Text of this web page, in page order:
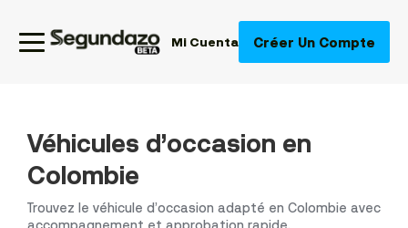
Mi Cuenta Créer Un Compte
Véhicules d’occasion en
Colombie
Trouvez le véhicule d’occasion adapté en Colombie avec